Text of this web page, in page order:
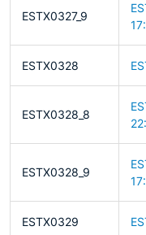
ESTX0327_9
ESTX0328
ESTX0328_8
ESTX0328_9
ESTX0329